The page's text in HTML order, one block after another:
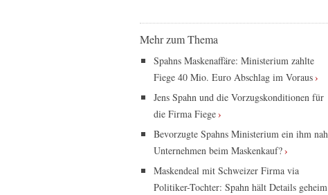
Mehr zum Thema
Spahns Maskenaffäre: Ministerium zahlte
Fiege 40 Mio. Euro Abschlag im Voraus
Jens Spahn und die Vorzugskonditionen für
die Firma Fiege
Bevorzugte Spahns Ministerium ein ihm
Unternehmen beim Maskenkauf?
Maskendeal mit Schweizer Firma via
Politiker-Tochter: Spahn hält Details geheim